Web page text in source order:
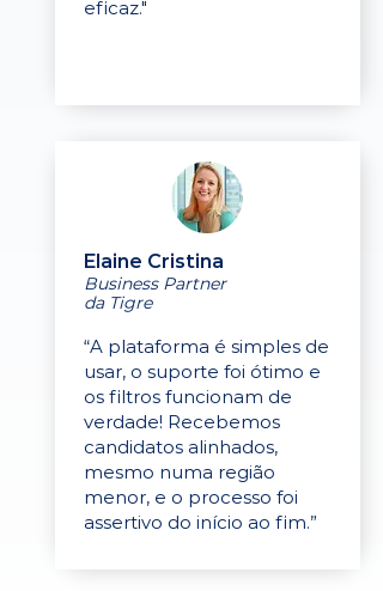
eficaz."
Elaine Cristina
Business Partner
da Tigre
“A plataforma é simples de
usar, o suporte foi ótimo e
os filtros funcionam de
verdade! Recebemos
candidatos alinhados,
mesmo numa região
menor, e o processo foi
assertivo do início ao fim.”